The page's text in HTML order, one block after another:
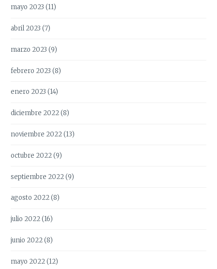
mayo 2023 (11)
abril 2023 (7)
marzo 2023 (9)
febrero 2023 (8)
enero 2023 (14)
diciembre 2022(8)
noviembre 2022(13)
octubre 2022(9)
septiembre 2022(9)
agosto 2022(8)
julio 2022(16)
junio 2022(8)
mayo 2022(12)